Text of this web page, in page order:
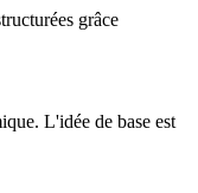
grâce
L'idée de base est